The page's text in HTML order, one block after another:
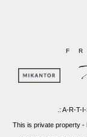
.: A-R-T-
This is private property -